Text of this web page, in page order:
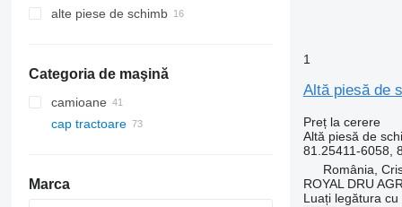
pompe Adblue
alte piese de schimb
Categoria de maşină
camioane
cap tractoare
Marca
1
Altă piesă de
Preț la cerere
Altă piesă de
81.25411-6058,
România,
ROYAL DRU
Luați legătura